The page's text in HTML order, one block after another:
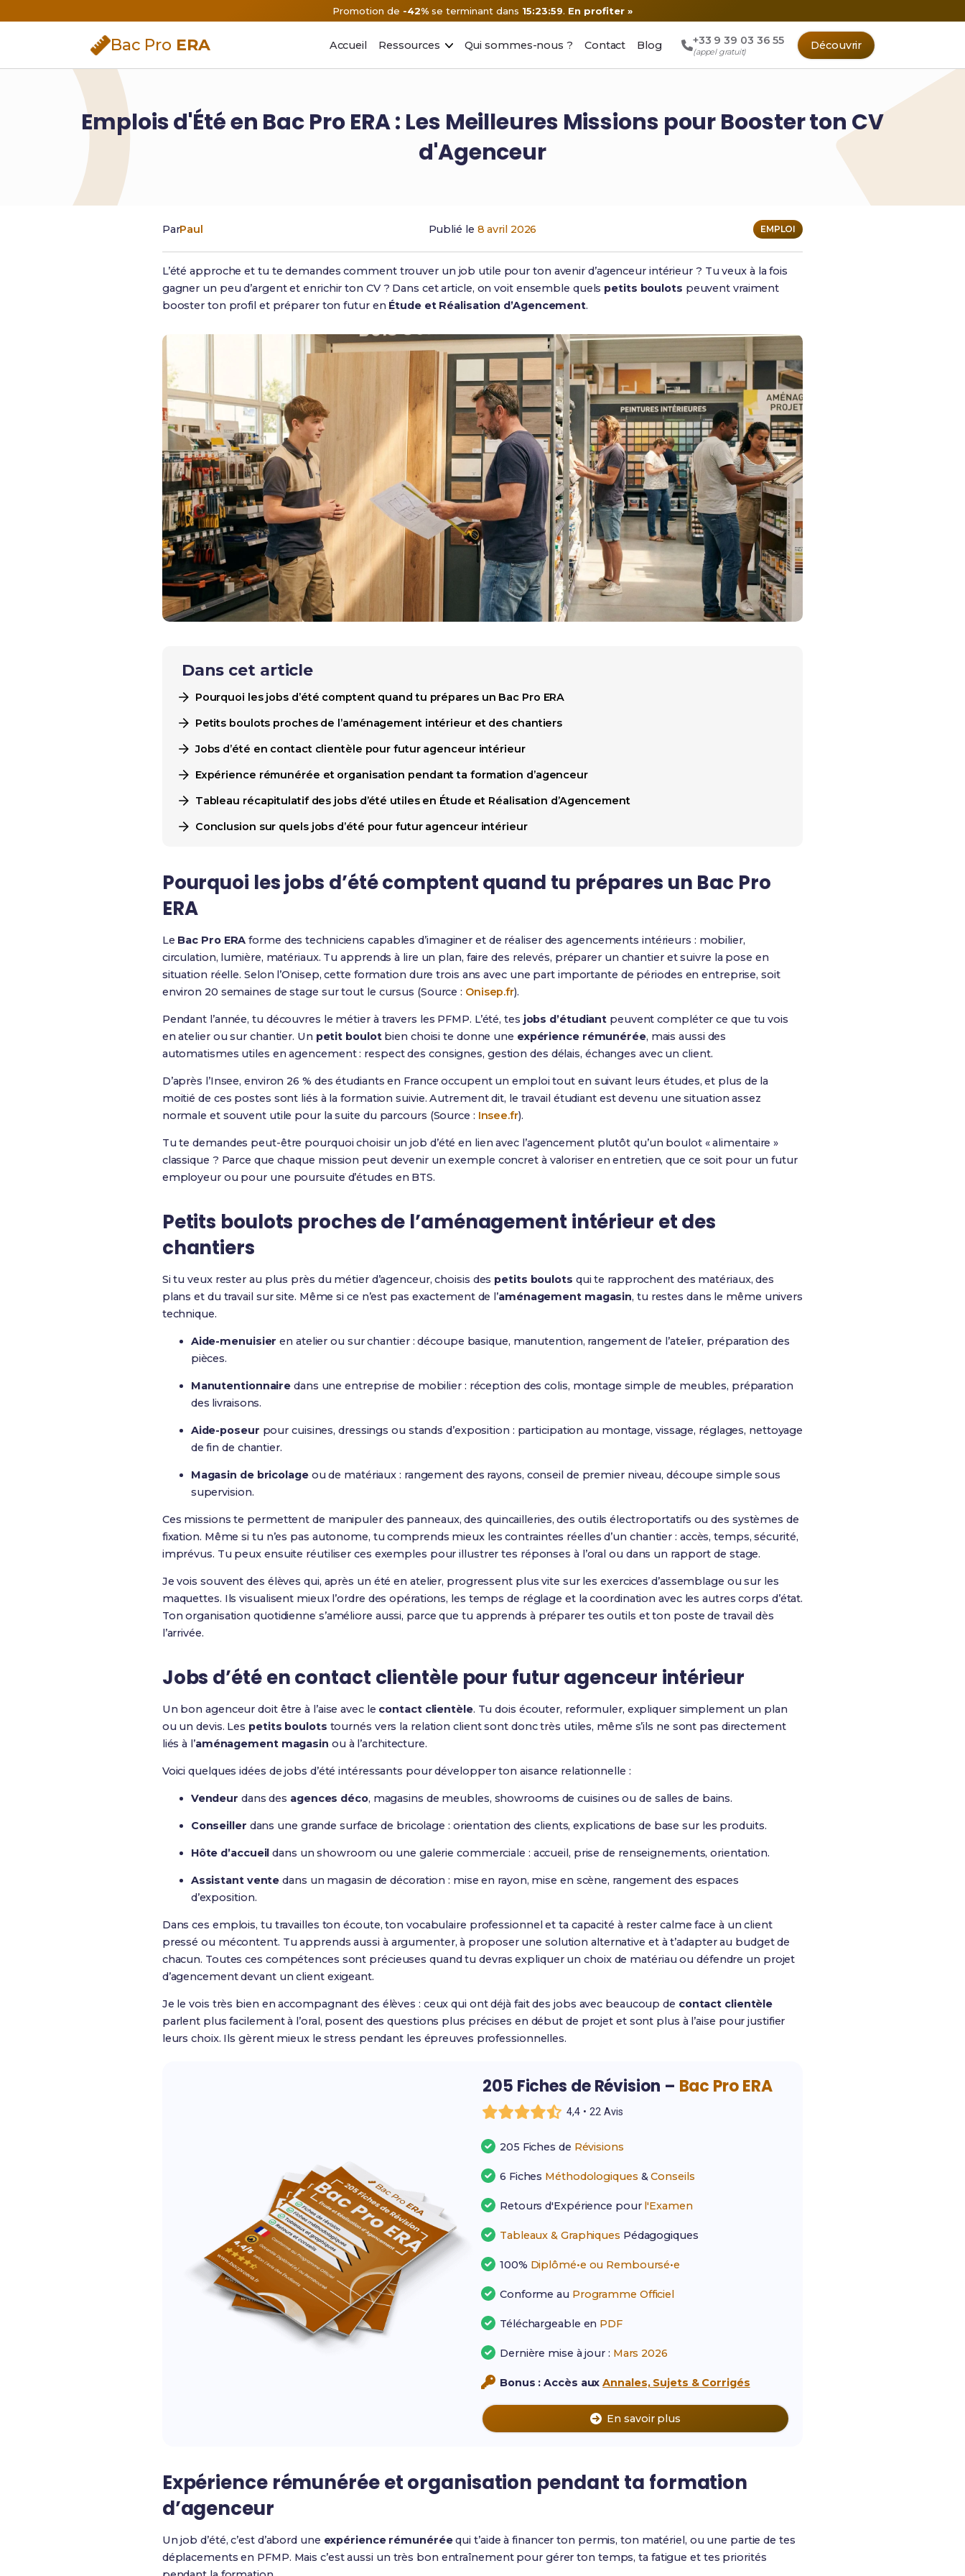
Promotion de -42%se terminant dans 15:23:58. En profiter »
Bac Pro ERA Accueil Ressources Qui sommes-nous ? Contact Blog +33 9 39 03 36 55
(appel gratuit)
Découvrir
Emplois d'Été en Bac Pro ERA : Les Meilleures Missions pour Booster ton CV
d'Agenceur
ParPaul Publié le 8 avril 2026 EMPLOI
L’été approche et tu te demandes comment trouver un job utile pour ton avenir d’agenceur intérieur ? Tu veux à la fois
gagner un peu d’argent et enrichir ton CV ? Dans cet article, on voit ensemble quels petits boulots peuvent vraiment
booster ton profil et préparer ton futur en Étude et Réalisation d’Agencement.
Dans cet article
Pourquoi les jobs d’été comptent quand tu prépares un Bac Pro ERA
Petits boulots proches de l’aménagement intérieur et des chantiers
Jobs d’été en contact clientèle pour futur agenceur intérieur
Expérience rémunérée et organisation pendant ta formation d’agenceur
Tableau récapitulatif des jobs d’été utiles en Étude et Réalisation d’Agencement
Conclusion sur quels jobs d’été pour futur agenceur intérieur
Pourquoi les jobs d’été comptent quand tu prépares un Bac Pro
ERA
Le Bac Pro ERA forme des techniciens capables d’imaginer et de réaliser des agencements intérieurs : mobilier,
circulation, lumière, matériaux. Tu apprends à lire un plan, faire des relevés, préparer un chantier et suivre la pose en
situation réelle. Selon l’Onisep, cette formation dure trois ans avec une part importante de périodes en entreprise, soit
environ 20 semaines de stage sur tout le cursus (Source : Onisep.fr).
Pendant l’année, tu découvres le métier à travers les PFMP. L’été, tes jobs d’étudiant peuvent compléter ce que tu vois
en atelier ou sur chantier. Un petit boulotbien choisi te donne une expérience rémunérée, mais aussi des
automatismes utiles en agencement : respect des consignes, gestion des délais, échanges avec un client.
D’après l’Insee, environ 26 % des étudiants en France occupent un emploi tout en suivant leurs études, et plus de la
moitié de ces postes sont liés à la formation suivie. Autrement dit, le travail étudiant est devenu une situation assez
normale et souvent utile pour la suite du parcours (Source : Insee.fr).
Tu te demandes peut-être pourquoi choisir un job d’été en lien avec l’agencement plutôt qu’un boulot « alimentaire »
classique ? Parce que chaque mission peut devenir un exemple concret à valoriser en entretien, que ce soit pour un futur
employeur ou pour une poursuite d’études en BTS.
Petits boulots proches de l’aménagement intérieur et des
chantiers
Si tu veux rester au plus près du métier d’agenceur, choisis des petits boulots qui te rapprochent des matériaux, des
plans et du travail sur site. Même si ce n’est pas exactement de l’aménagement magasin, tu restes dans le même univers
technique.
Aide-menuisier en atelier ou sur chantier : découpe basique, manutention, rangement de l’atelier, préparation des
pièces.
Manutentionnaire dans une entreprise de mobilier : réception des colis, montage simple de meubles, préparation
des livraisons.
Aide-poseur pour cuisines, dressings ou stands d’exposition : participation au montage, vissage, réglages, nettoyage
de fin de chantier.
Magasin de bricolageou de matériaux : rangement des rayons, conseil de premier niveau, découpe simple sous
supervision.
Ces missions te permettent de manipuler des panneaux, des quincailleries, des outils électroportatifs ou des systèmes de
fixation. Même si tu n’es pas autonome, tu comprends mieux les contraintes réelles d’un chantier : accès, temps, sécurité,
imprévus. Tu peux ensuite réutiliser ces exemples pour illustrer tes réponses à l’oral ou dans un rapport de stage.
Je vois souvent des élèves qui, après un été en atelier, progressent plus vite sur les exercices d’assemblage ou sur les
maquettes. Ils visualisent mieux l’ordre des opérations, les temps de réglage et la coordination avec les autres corps d’état.
Ton organisation quotidienne s’améliore aussi, parce que tu apprends à préparer tes outils et ton poste de travail dès
l’arrivée.
Jobs d’été en contact clientèle pour futur agenceur intérieur
Un bon agenceur doit être à l’aise avec le contact clientèle. Tu dois écouter, reformuler, expliquer simplement un plan
ou un devis. Les petits boulots tournés vers la relation client sont donc très utiles, même s’ils ne sont pas directement
liés à l’aménagement magasin ou à l’architecture.
Voici quelques idées de jobs d’été intéressants pour développer ton aisance relationnelle :
Vendeur dans des agences déco, magasins de meubles, showrooms de cuisines ou de salles de bains.
Conseiller dans une grande surface de bricolage : orientation des clients, explications de base sur les produits.
Hôte d’accueil dans un showroom ou une galerie commerciale : accueil, prise de renseignements, orientation.
Assistant vente dans un magasin de décoration : mise en rayon, mise en scène, rangement des espaces
d’exposition.
Dans ces emplois, tu travailles ton écoute, ton vocabulaire professionnel et ta capacité à rester calme face à un client
pressé ou mécontent. Tu apprends aussi à argumenter, à proposer une solution alternative et à t’adapter au budget de
chacun. Toutes ces compétences sont précieuses quand tu devras expliquer un choix de matériau ou défendre un projet
d’agencement devant un client exigeant.
Je le vois très bien en accompagnant des élèves : ceux qui ont déjà fait des jobs avec beaucoup de contact clientèle
parlent plus facilement à l’oral, posent des questions plus précises en début de projet et sont plus à l’aise pour justifier
leurs choix. Ils gèrent mieux le stress pendant les épreuves professionnelles.
205 Fiches de Révision – Bac Pro ERA
4,4 • 22 Avis
205 Fiches de Révisions
6 Fiches Méthodologiques &Conseils
Retours d'Expérience pour l'Examen
Tableaux & Graphiques Pédagogiques
100% Diplômé•e ou Remboursé•e
Conforme au Programme Officiel
Téléchargeable en PDF
Dernière mise à jour : Mars 2026
Bonus : Accès auxAnnales, Sujets & Corrigés
En savoir plus
Expérience rémunérée et organisation pendant ta formation
d’agenceur
Un job d’été, c’est d’abord une expérience rémunéréequi t’aide à financer ton permis, ton matériel, ou une partie de tes
déplacements en PFMP. Mais c’est aussi un très bon entraînement pour gérer ton temps, ta fatigue et tes priorités